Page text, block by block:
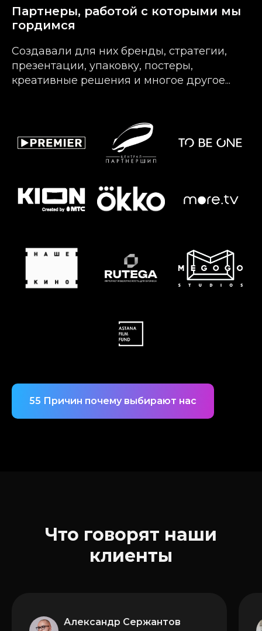
Партнеры, работой с которыми мы
гордимся
Создавали для них бренды, стратегии,
презентации, упаковку, постеры,
креативные решения и многое другое...
55 Причин почему выбирают нас
Что говорят наши
клиенты
Александр Сержантов